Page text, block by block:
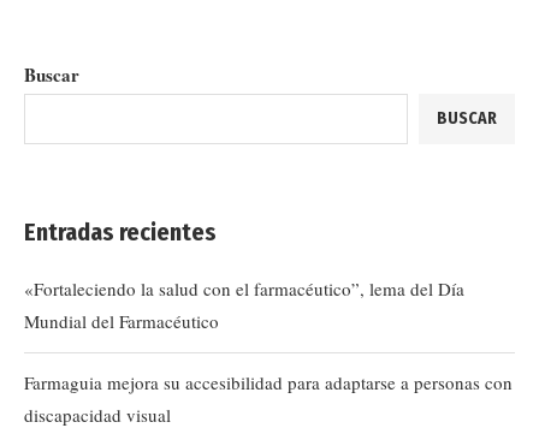
Buscar
BUSCAR
Entradas recientes
«Fortaleciendo la salud con el farmacéutico”, lema del Día
Mundial del Farmacéutico
Farmaguia mejora su accesibilidad para adaptarse a personas con
discapacidad visual